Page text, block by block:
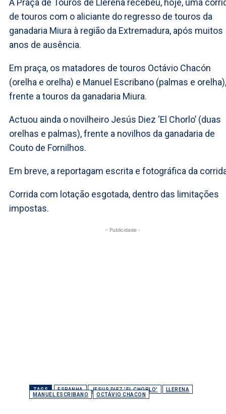
A Praça de Touros de Llerena recebeu, hoje, uma
de touros com o aliciante do regresso de touros da
ganadaria Miura à região da Extremadura, após muitos
anos de ausência.
Em praça, os matadores de touros Octávio Chacón
(orelha e orelha) e Manuel Escribano (palmas e orelha),
frente a touros da ganadaria Miura.
Actuou ainda o novilheiro Jesús Diez ‘El Chorlo’ (duas
orelhas e palmas), frente a novilhos da ganadaria de
Couto de Fornilhos.
Em breve, a reportagam escrita e fotográfica da
Corrida com lotação esgotada, dentro das limitações
impostas.
- Publicidade -
TAGS ESPANHA JESUS DIEZ 'EL CHORLO'
LLERENA
MANUEL ESCRIBANO
OCTÁVIO CHACON